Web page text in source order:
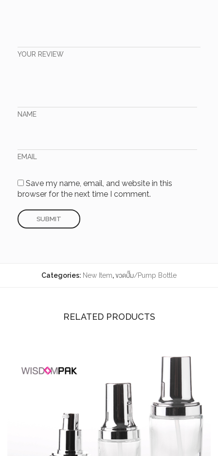
YOUR REVIEW
NAME
EMAIL
Save my name, email, and website in this
browser for the next time I comment.
Categories: New Item,ขวดปั๊ม/Pump Bottle
RELATED PRODUCTS